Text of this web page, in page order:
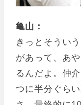
亀山：
きっとそうい
があって、あ
るんだよ。仲
つに半分ぐら